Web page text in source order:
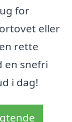
for
eller
rette
en snefri
i dag!